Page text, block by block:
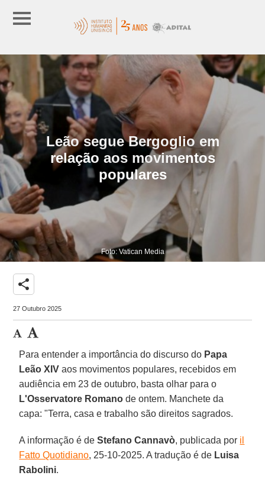
Leão segue Bergoglio em
relação aos movimentos
populares
Foto: Vatican Media
share
27 Outubro 2025
Para entender a importância do discurso do Papa
Leão XIV aos movimentos populares, recebidos em
audiência em 23 de outubro, basta olhar para o
L'Osservatore Romano de ontem. Manchete da
capa: "Terra, casa e trabalho são direitos sagrados.
A informação é de Stefano Cannavò, publicada por il
Fatto Quotidiano, 25-10-2025. A tradução é de Luisa
Rabolini.